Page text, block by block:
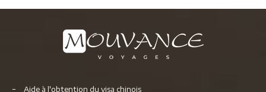
Aide à l'obtention du visa chinois